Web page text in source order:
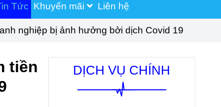
Tức Khuyến mãi Liên hệ
nghiệp bị ảnh hưởng bởi dịch Covid 19
tiền
DỊCH VỤ CHÍNH